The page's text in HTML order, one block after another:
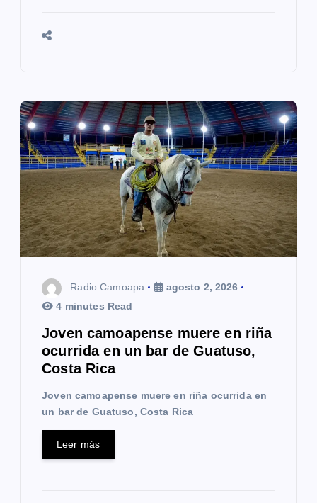
Radio Camoapa
agosto 2, 2026
4 minutes Read
Joven camoapense muere en riña
ocurrida en un bar de Guatuso,
Costa Rica
Joven camoapense muere en riña ocurrida en
un bar de Guatuso, Costa Rica
Leer más